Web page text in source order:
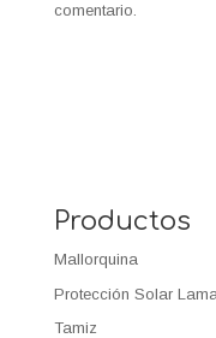
comentario.
Productos
Mallorquina
Protección Solar
Tamiz